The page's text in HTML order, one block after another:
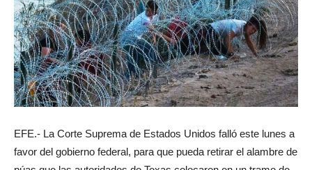
EFE.- La Corte Suprema de Estados Unidos falló este lunes a
favor del gobierno federal, para que pueda retirar el alambre de